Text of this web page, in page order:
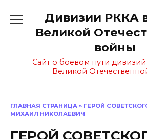
содержанию
Дивизии РККА
Великой
войны
Сайт о боевом пути
Великой
ГЛАВНАЯ СТРАНИЦА » ГЕРОЙ
МИХАИЛ НИКОЛАЕВИЧ